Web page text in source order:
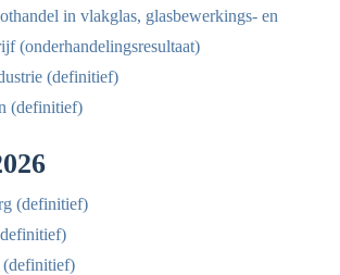
in vlakglas, glasbewerkings- en
(onderhandelingsresultaat)
(definitief)
(definitief)
(definitief)